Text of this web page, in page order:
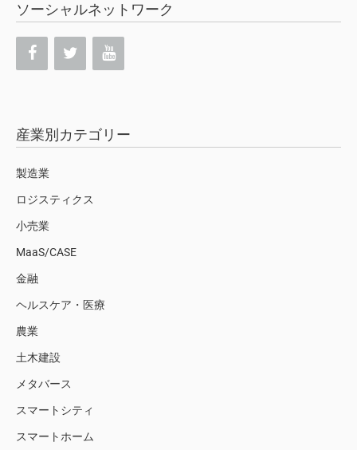
ソーシャルネットワーク
産業別カテゴリー
製造業
ロジスティクス
小売業
MaaS/CASE
金融
ヘルスケア・医療
農業
土木建設
メタバース
スマートシティ
スマートホーム